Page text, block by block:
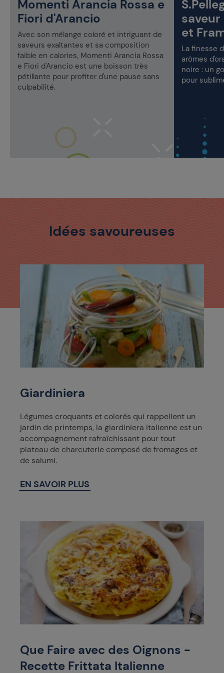
Momenti Arancia Rossa e
Fiori d'Arancio
Avec son mélange coloré et intriguant de
saveurs exaltantes et sa composition
faible en calories, Momenti Arancia Rossa
e Fiori d'Arancio est une boisson très
pétillante pour profiter d'une pause sans
culpabilité.
saveur
et
La finesse
arômes
noire : un
pour
Idées savoureuses
Giardiniera
Légumes croquants et colorés qui rappellent un
jardin de printemps, la giardiniera italienne est un
accompagnement rafraîchissant pour tout
plateau de charcuterie composé de fromages et
de salumi.
EN SAVOIR PLUS
Que Faire avec des Oignons -
Recette Frittata Italienne